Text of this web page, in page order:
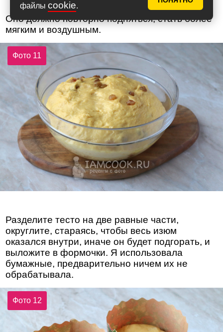
файлы cookie.
Оно должно повторно подняться, стать более
мягким и воздушным.
Фото 11
Разделите тесто на две равные части,
округлите, стараясь, чтобы весь изюм
оказался внутри, иначе он будет подгорать, и
выложите в формочки. Я использовала
бумажные, предварительно ничем их не
обрабатывала.
Фото 12